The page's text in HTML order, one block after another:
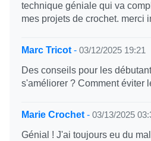
technique géniale qui va
mes projets de crochet. merci
Marc Tricot - 03/12/2025 19:21
Des conseils pour les
s'améliorer ? Comment éviter
Marie Crochet - 03/13/2025
Génial ! J'ai toujours eu du